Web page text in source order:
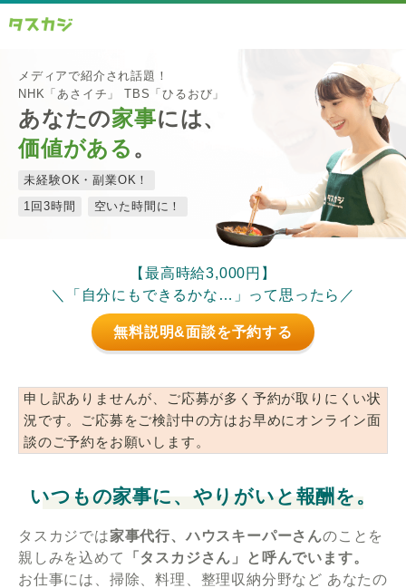
メディアで紹介され話題！
NHK「あさイチ」 TBS「ひるおび」
あなたの家事には、
価値がある 。
未経験OK・副業OK！
1回3時間
空いた時間に！
【最高時給3,000円】
＼「自分にもできるかな…」って思ったら／
無料説明&面談を予約する
申し訳ありませんが、ご応募が多く予約が取りにくい状
況です。ご応募をご検討中の方はお早めにオンライン面
談のご予約をお願いします。
いつもの家事に、やりがいと報酬を。
タスカジでは家事代行、ハウスキーパーさんのことを
親しみを込めて
「タスカジさん」と呼んでいます。
お仕事には、掃除、料理、整理収納分野など あなたの